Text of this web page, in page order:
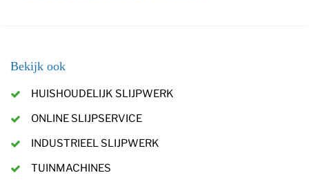
Bekijk ook
HUISHOUDELIJK SLIJPWERK
ONLINE SLIJPSERVICE
INDUSTRIEEL SLIJPWERK
TUINMACHINES